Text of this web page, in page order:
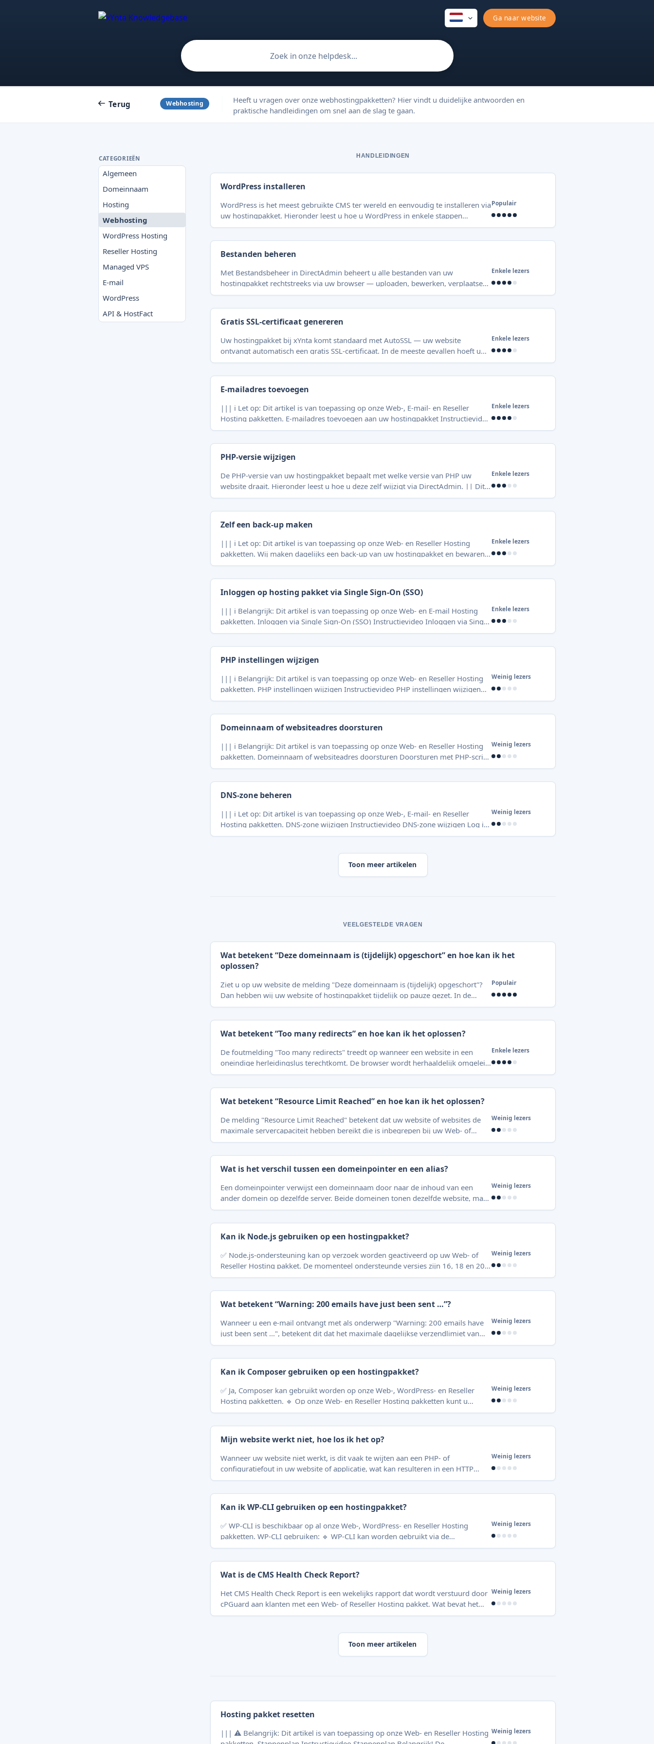
Ga naar website
Terug Webhosting
Heeft u vragen over onze webhostingpakketten? Hier vindt u duidelijke antwoorden en
praktische handleidingen om snel aan de slag te gaan.
CATEGORIEËN
Algemeen
Domeinnaam
Hosting
Webhosting
WordPress Hosting
Reseller Hosting
Managed VPS
E-mail
WordPress
API & HostFact
HANDLEIDINGEN
WordPress installeren
WordPress is het meest gebruikte CMS ter wereld en eenvoudig te installeren via
uw hostingpakket. Hieronder leest u hoe u WordPress in enkele stappen
installeert via Installatron in DirectAdmin. || Dit artikel is van toepassing op
Populair
Bestanden beheren
Met Bestandsbeheer in DirectAdmin beheert u alle bestanden van uw
hostingpakket rechtstreeks via uw browser — uploaden, bewerken, verplaatsen,
uitpakken en meer. Ideaal voor snelle aanpassingen zonder dat u een FTP-
Hosting](https://www.xynta.com/wordpress-host
Enkele lezers
Gratis SSL-certificaat genereren
Uw hostingpakket bij xYnta komt standaard met AutoSSL — uw website
ontvangt automatisch een gratis SSL-certificaat. In de meeste gevallen hoeft u
dus niets te doen. Lukt het genereren niet automatisch? Dan kunt u handmatig
Enkele lezers
E-mailadres toevoegen
||| ℹ️ Let op: Dit artikel is van toepassing op onze Web-, E-mail- en Reseller
Hosting pakketten. E-mailadres toevoegen aan uw hostingpakket Instructievideo
E-mailadres toevoegen aan uw hostingpakket Log in op
Enkele lezers
PHP-versie wijzigen
De PHP-versie van uw hostingpakket bepaalt met welke versie van PHP uw
website draait. Hieronder leest u hoe u deze zelf wijzigt via DirectAdmin. || Dit
artikel is van toepassing op onze Webhosting- en Reseller Hostingpakketten
Enkele lezers
Zelf een back-up maken
||| ℹ️ Let op: Dit artikel is van toepassing op onze Web- en Reseller Hosting
pakketten. Wij maken dagelijks een back-up van uw hostingpakket en bewaren
deze 7 dagen. Daarna wordt de oudste back-up automatisch overschreven. Gaat
(Methode 1: DirectAdmin)](#3-instructievideo-methode-
Enkele lezers
Inloggen op hosting pakket via Single Sign-On (SSO)
||| ℹ️ Belangrijk: Dit artikel is van toepassing op onze Web- en E-mail Hosting
pakketten. Inloggen via Single Sign-On (SSO) Instructievideo Inloggen via Single
Sign-On (SSO) Ga naar Mijn Xynta en log in met uw e-mailadres en wachtwoord.
Enkele lezers
PHP instellingen wijzigen
||| ℹ️ Belangrijk: Dit artikel is van toepassing op onze Web- en Reseller Hosting
pakketten. PHP instellingen wijzigen Instructievideo PHP instellingen wijzigen
Log in op https://voorbeeld.cc:2222 (of gebruik Single Sign-On (SSO)). Klik
Weinig lezers
Domeinnaam of websiteadres doorsturen
||| ℹ️ Belangrijk: Dit artikel is van toepassing op onze Web- en Reseller Hosting
pakketten. Domeinnaam of websiteadres doorsturen Doorsturen met PHP-script
Doorsturen met .htaccess-bestand Instructievideo Domeinnaam of websiteadres
Weinig lezers
DNS-zone beheren
||| ℹ️ Let op: Dit artikel is van toepassing op onze Web-, E-mail- en Reseller
Hosting pakketten. DNS-zone wijzigen Instructievideo DNS-zone wijzigen Log in
op https://voorbeeld.cc:2222 (of gebruik Single Sign-On (SSO)). Klik onder
Weinig lezers
Toon meer artikelen
VEELGESTELDE VRAGEN
Wat betekent “Deze domeinnaam is (tijdelijk) opgeschort” en hoe kan ik het
oplossen?
Ziet u op uw website de melding "Deze domeinnaam is (tijdelijk) opgeschort"?
Dan hebben wij uw website of hostingpakket tijdelijk op pauze gezet. In de
meeste gevallen is dit snel opgelost. Hieronder leest u wat de mogelijke
meeste gevallen binnen enkele uren weer online. [Hoe weet u dat uw website is
opgeschort?](#3-hoe-weet-
Populair
Wat betekent “Too many redirects” en hoe kan ik het oplossen?
De foutmelding "Too many redirects" treedt op wanneer een website in een
oneindige herleidingslus terechtkomt. De browser wordt herhaaldelijk omgeleid
tussen verschillende URL’s zonder eindbestemming te bereiken. Mogelijke
Enkele lezers
Wat betekent “Resource Limit Reached” en hoe kan ik het oplossen?
De melding "Resource Limit Reached" betekent dat uw website of websites de
maximale servercapaciteit hebben bereikt die is inbegrepen bij uw Web- of
Reseller Hosting pakket. Wanneer er geen capaciteit meer beschikbaar is,
analyseren van het gebruik. Vermoedt u dat het pr
Weinig lezers
Wat is het verschil tussen een domeinpointer en een alias?
Een domeinpointer verwijst een domeinnaam door naar de inhoud van een
ander domein op dezelfde server. Beide domeinen tonen dezelfde website, maar
de URL verandert naar het doeldomein. Een alias (of "domain alias") laat een
weergave Domeinpointer: De URL verandert naar het doeldomein. Alias: De
originele URL blijft zichtbaa
Weinig lezers
Kan ik Node.js gebruiken op een hostingpakket?
✅ Node.js-ondersteuning kan op verzoek worden geactiveerd op uw Web- of
Reseller Hosting pakket. De momenteel ondersteunde versies zijn 16, 18 en 20.
Node.js gebruiken: 🔹 Node.js kan worden gebruikt via de commandoregel door
backendapplicaties uitvoeren. H
Weinig lezers
Wat betekent “Warning: 200 emails have just been sent …”?
Wanneer u een e-mail ontvangt met als onderwerp "Warning: 200 emails have
just been sent ...", betekent dit dat het maximale dagelijkse verzendlimiet van
uw hosting pakket is bereikt. Mogelijke situaties Wat kun u doen? Hulp nodig?
00:00 uur automatisch g
Weinig lezers
Kan ik Composer gebruiken op een hostingpakket?
✅ Ja, Composer kan gebruikt worden op onze Web-, WordPress- en Reseller
Hosting pakketten. 🔹 Op onze Web- en Reseller Hosting pakketten kunt u
Composer via de Terminal gebruiken. 🔹 Op onze WordPress Hosting pakketten
in op https://servernaam.srvnl.nl:8443 (meer info: [Hoe kan ik achterhalen op
welke server
Weinig lezers
Mijn website werkt niet, hoe los ik het op?
Wanneer uw website niet werkt, is dit vaak te wijten aan een PHP- of
configuratiefout in uw website of applicatie, wat kan resulteren in een HTTP
Error 500 (Internal Server Error). Stappenplan Als het foutlog leeg is
Weinig lezers
Kan ik WP-CLI gebruiken op een hostingpakket?
✅ WP-CLI is beschikbaar op al onze Web-, WordPress- en Reseller Hosting
pakketten. WP-CLI gebruiken: 🔹 WP-CLI kan worden gebruikt via de
commandoregel door een SSH-verbinding te maken met uw hostingpakket. (
WordPress-websites via de commandoregel kunt beheren
Weinig lezers
Wat is de CMS Health Check Report?
Het CMS Health Check Report is een wekelijks rapport dat wordt verstuurd door
cPGuard aan klanten met een Web- of Reseller Hosting pakket. Wat bevat het
rapport? Waarom is dit belangrijk? Advies Wat bevat het rapport? De
andere platforms Informatie over: Recente updates van CMS’en Ontdekte kwet
Weinig lezers
Toon meer artikelen
Hosting pakket resetten
||| ⚠️ Belangrijk: Dit artikel is van toepassing op onze Web- en Reseller Hosting Weinig lezers